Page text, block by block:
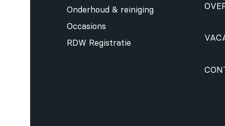
Onderhoud & reiniging
Occasions
RDW Registratie